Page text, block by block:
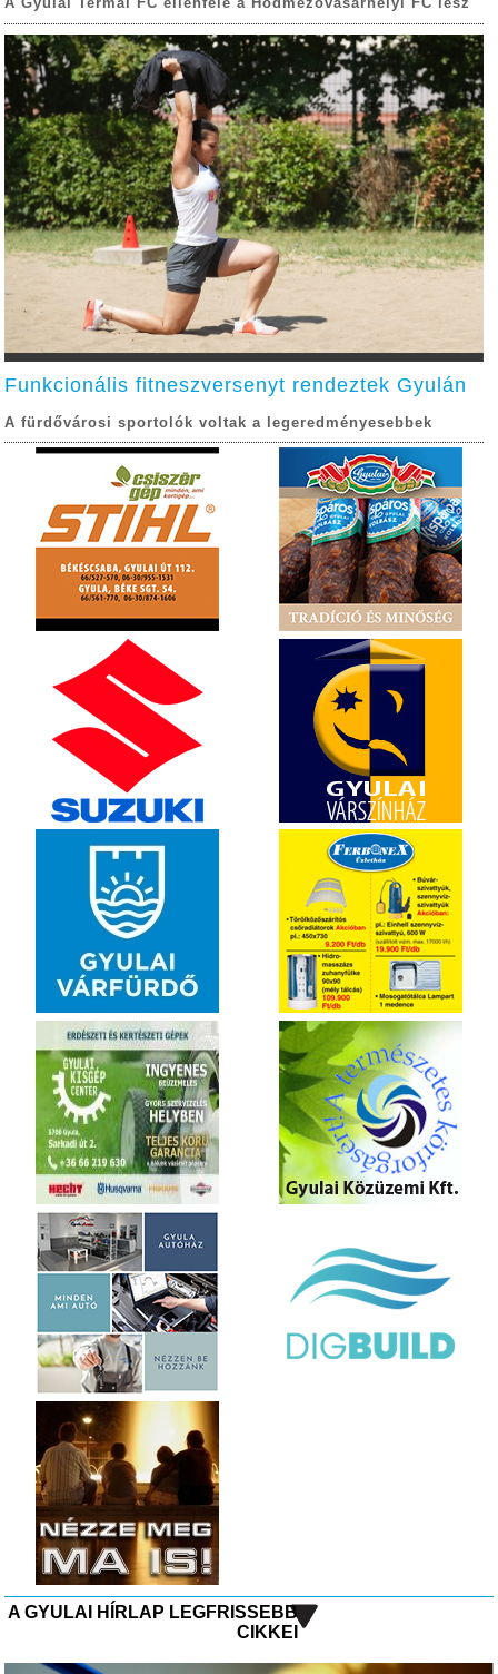
A Gyulai Termál FC ellenfele a Hódmezővásárhelyi FC lesz
Funkcionális fitneszversenyt rendeztek Gyulán
A fürdővárosi sportolók voltak a legeredményesebbek
A GYULAI HÍRLAP LEGFRISSEBB
CIKKEI